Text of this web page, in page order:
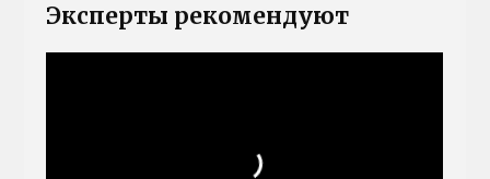
Эксперты рекомендуют